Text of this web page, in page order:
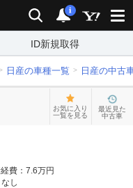
検索 通知
i
ID新規取得
日産の車種一覧 日産の中古
お気に入り
一覧を見る
最近見た
中古車
費： 7.6万円
なし